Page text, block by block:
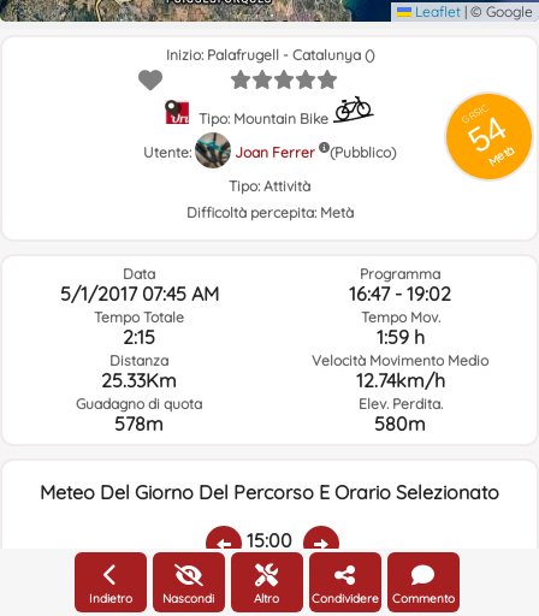
Leaflet | © Google
GRSIC
54
Metà
Inizio: Palafrugell - Catalunya ()
Tipo: Mountain Bike
Utente:
Joan Ferrer
(Pubblico)
Tipo: Attività
Difficoltà percepita: Metà
Data
5/1/2017 07:45 AM
Tempo Totale
2:15
Distanza
25.33Km
Guadagno di quota
578m
Programma
16:47 - 19:02
Tempo Mov.
1:59 h
Velocità Movimento Medio
12.74km/h
Elev. Perdita.
580m
Meteo Del Giorno Del Percorso E Orario Selezionato
15:00
Temp.: Piovere:Umidità Media:Velocità Vento:Indirizzo Vento:
Indietro Nascondi Altro Condividere Commento